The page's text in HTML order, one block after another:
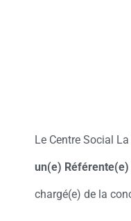
Le Centre Social
un(e)
chargé(e) de la